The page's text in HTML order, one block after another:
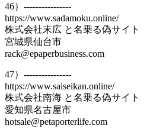
46）----------------
https://www.sadamoku.online/
株式会社末広 と名乗る偽サイト
宮城県仙台市
rack@epaperbusiness.com
47）----------------
https://www.saiseikan.online/
株式会社南海 と名乗る偽サイト
愛知県名古屋市
hotsale@petaporterlife.com